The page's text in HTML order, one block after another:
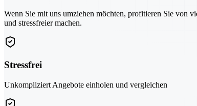
Wenn Sie mit uns umziehen möchten, profitieren Sie von
und stressfreier machen.
Stressfrei
Unkompliziert Angebote einholen und vergleichen